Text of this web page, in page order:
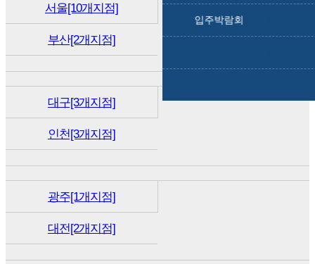
입주박람회
서울[10개지점]
부산[2개지점]
대구[3개지점]
인천[3개지점]
광주[1개지점]
대전[2개지점]